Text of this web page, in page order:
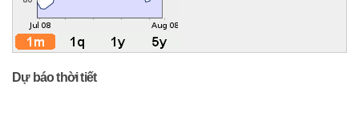
Dự báo thời tiết